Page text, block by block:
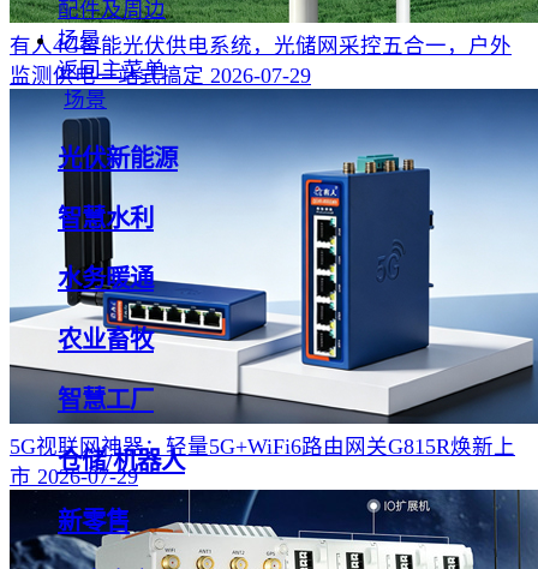
配件及周边
场景
返回主菜单
场景
光伏新能源
智慧水利
水务暖通
农业畜牧
智慧工厂
仓储/机器人
新零售
有人4G智能光伏供电系统，光储网采控五合一，户外
监测供电一站式搞定 2026-07-29
5G视联网神器：轻量5G+WiFi6路由网关G815R焕新上
市 2026-07-29